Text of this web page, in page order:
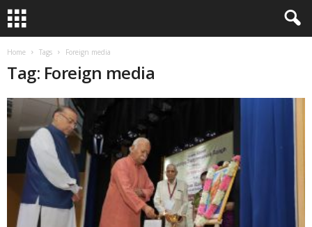
Home Tags Foreign media
Tag: Foreign media